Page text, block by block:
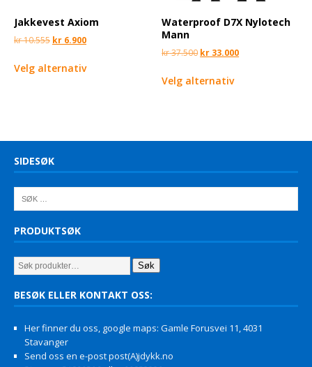
Jakkevest Axiom
kr10.555 kr 6.900
Velg alternativ
Waterproof D7X Nylotech
Mann
kr37.500 kr 33.000
Velg alternativ
SIDESØK
PRODUKTSØK
Søk
BESØK ELLER KONTAKT OSS:
Her finner du oss, google maps: Gamle Forusvei 11, 4031
Stavanger
Send oss en e-post post(A)jdykk.no